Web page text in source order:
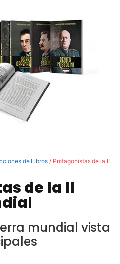
de Libros / Protagonistas de la II
de la II
mundial vista